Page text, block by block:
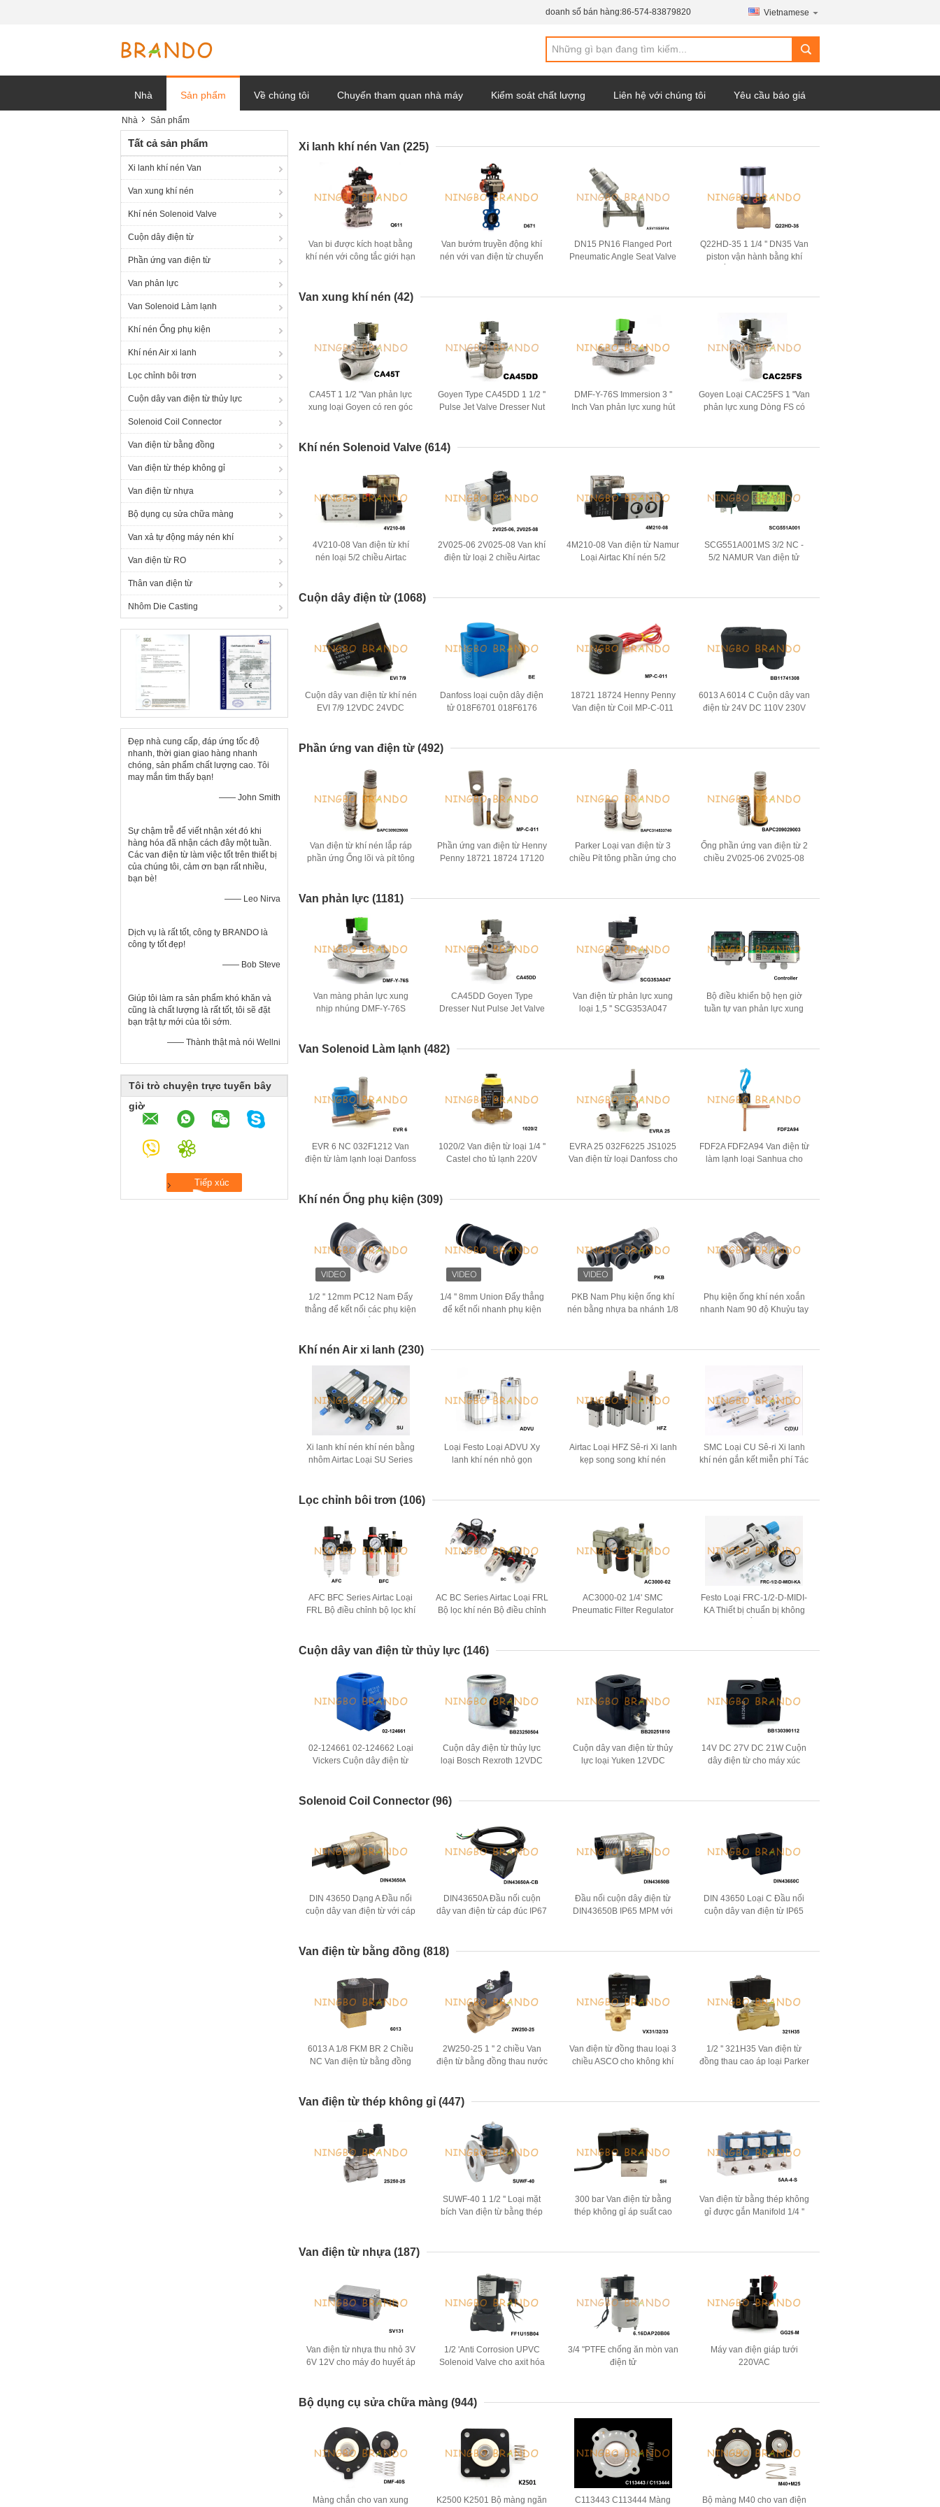
doanh số bán hàng:86-574-83879820 Vietnamese
Nhà Sản phẩm Về chúng tôi Chuyến tham quan nhà máy Kiểm soát chất lượng Liên hệ với chúng tôi Yêu cầu báo giá
Nhà Sản phẩm
Tất cả sản phẩm
Xi lanh khí nén Van
Van xung khí nén
Khí nén Solenoid Valve
Cuộn dây điện từ
Phần ứng van điện từ
Van phản lực
Van Solenoid Làm lạnh
Khí nén Ống phụ kiện
Khí nén Air xi lanh
Lọc chỉnh bôi trơn
Cuộn dây van điện từ thủy lực
Solenoid Coil Connector
Van điện từ bằng đồng
Van điện từ thép không gỉ
Van điện từ nhựa
Bộ dụng cụ sửa chữa màng
Van xả tự động máy nén khí
Van điện từ RO
Thân van điện từ
Nhôm Die Casting
Đẹp nhà cung cấp, đáp ứng tốc độ
nhanh, thời gian giao hàng nhanh
chóng, sản phẩm chất lượng cao. Tôi
may mắn tìm thấy bạn!
—— John Smith
Sự chậm trễ để viết nhận xét đó khi
hàng hóa đã nhận cách đây một tuần.
Các van điện từ làm việc tốt trên thiết bị
của chúng tôi, cảm ơn bạn rất nhiều,
bạn bè!
—— Leo Nirva
Dịch vụ là rất tốt, công ty BRANDO là
công ty tốt đẹp!
—— Bob Steve
Giúp tôi làm ra sản phẩm khó khăn và
cũng là chất lượng là rất tốt, tôi sẽ đặt
bạn trật tự mới của tôi sớm.
—— Thành thật mà nói Wellni
Tôi trò chuyện trực tuyến bây
giờ
Xi lanh khí nén Van (225)
Van bi được kích hoạt bằng
khí nén với công tắc giới hạn
Van bướm truyền động khí
nén với van điện từ chuyển
DN15 PN16 Flanged Port
Pneumatic Angle Seat Valve
Q22HD-35 1 1/4 '' DN35 Van
piston vận hành bằng khí
Van xung khí nén (42)
CA45T 1 1/2 "Van phản lực
xung loại Goyen có ren góc
Goyen Type CA45DD 1 1/2 ''
Pulse Jet Valve Dresser Nut
DMF-Y-76S Immersion 3 ''
Inch Van phản lực xung hút
Goyen Loại CAC25FS 1 "Van
phản lực xung Dòng FS có
Khí nén Solenoid Valve (614)
4V210-08 Van điện từ khí
nén loại 5/2 chiều Airtac
2V025-06 2V025-08 Van khí
điện từ loại 2 chiều Airtac
4M210-08 Van điện từ Namur
Loại Airtac Khí nén 5/2
SCG551A001MS 3/2 NC -
5/2 NAMUR Van điện tử
Cuộn dây điện từ (1068)
Cuộn dây van điện từ khí nén
EVI 7/9 12VDC 24VDC
Danfoss loại cuộn dây điện
tử 018F6701 018F6176
18721 18724 Henny Penny
Van điện từ Coil MP-C-011
6013 A 6014 C Cuộn dây van
điện từ 24V DC 110V 230V
Phần ứng van điện từ (492)
Van điện từ khí nén lắp ráp
phần ứng Ống lõi và pít tông
Phần ứng van điện từ Henny
Penny 18721 18724 17120
Parker Loại van điện từ 3
chiều Pít tông phần ứng cho
Ống phần ứng van điện từ 2
chiều 2V025-06 2V025-08
Van phản lực (1181)
Van màng phản lực xung
nhịp nhúng DMF-Y-76S
CA45DD Goyen Type
Dresser Nut Pulse Jet Valve
Van điện từ phản lực xung
loại 1,5 '' SCG353A047
Bộ điều khiển bộ hẹn giờ
tuần tự van phản lực xung
Van Solenoid Làm lạnh (482)
EVR 6 NC 032F1212 Van
điện từ làm lạnh loại Danfoss
1020/2 Van điện từ loại 1/4 ''
Castel cho tủ lạnh 220V
EVRA 25 032F6225 JS1025
Van điện từ loại Danfoss cho
FDF2A FDF2A94 Van điện từ
làm lạnh loại Sanhua cho
Khí nén Ống phụ kiện (309)
1/2 '' 12mm PC12 Nam Đẩy
thẳng để kết nối các phụ kiện
1/4 '' 8mm Union Đẩy thẳng
để kết nối nhanh phụ kiện
PKB Nam Phụ kiện ống khí
nén bằng nhựa ba nhánh 1/8
Phụ kiện ống khí nén xoắn
nhanh Nam 90 độ Khuỷu tay
Khí nén Air xi lanh (230)
Xi lanh khí nén khí nén bằng
nhôm Airtac Loại SU Series
Loại Festo Loại ADVU Xy
lanh khí nén nhỏ gọn
Airtac Loại HFZ Sê-ri Xi lanh
kẹp song song khí nén
SMC Loại CU Sê-ri Xi lanh
khí nén gắn kết miễn phí Tác
Lọc chỉnh bôi trơn (106)
AFC BFC Series Airtac Loại
FRL Bộ điều chỉnh bộ lọc khí
AC BC Series Airtac Loại FRL
Bộ lọc khí nén Bộ điều chỉnh
AC3000-02 1/4' SMC
Pneumatic Filter Regulator
Festo Loại FRC-1/2-D-MIDI-
KA Thiết bị chuẩn bị không
Cuộn dây van điện từ thủy lực (146)
02-124661 02-124662 Loại
Vickers Cuộn dây điện từ
Cuộn dây điện từ thủy lực
loại Bosch Rexroth 12VDC
Cuộn dây van điện từ thủy
lực loại Yuken 12VDC
14V DC 27V DC 21W Cuộn
dây điện từ cho máy xúc
Solenoid Coil Connector (96)
DIN 43650 Dạng A Đầu nối
cuộn dây van điện từ với cáp
DIN43650A Đầu nối cuộn
dây van điện từ cáp đúc IP67
Đầu nối cuộn dây điện từ
DIN43650B IP65 MPM với
DIN 43650 Loại C Đầu nối
cuộn dây van điện từ IP65
Van điện từ bằng đồng (818)
6013 A 1/8 FKM BR 2 Chiều
NC Van điện từ bằng đồng
2W250-25 1 '' 2 chiều Van
điện từ bằng đồng thau nước
Van điện từ đồng thau loại 3
chiều ASCO cho không khí
1/2 '' 321H35 Van điện từ
đồng thau cao áp loại Parker
Van điện từ thép không gỉ (447)
SUWF-40 1 1/2 '' Loại mặt
bích Van điện từ bằng thép
300 bar Van điện từ bằng
thép không gỉ áp suất cao
Van điện từ bằng thép không
gỉ được gắn Manifold 1/4 ''
Van điện từ nhựa (187)
Van điện từ nhựa thu nhỏ 3V
6V 12V cho máy đo huyết áp
1/2 'Anti Corrosion UPVC
Solenoid Valve cho axit hóa
3/4 "PTFE chống ăn mòn van
điện tử
Máy van điện giáp tưới
220VAC
Bộ dụng cụ sửa chữa màng (944)
Màng chắn cho van xung K2500 K2501 Bộ màng ngăn C113443 C113444 Màng Bộ màng M40 cho van điện